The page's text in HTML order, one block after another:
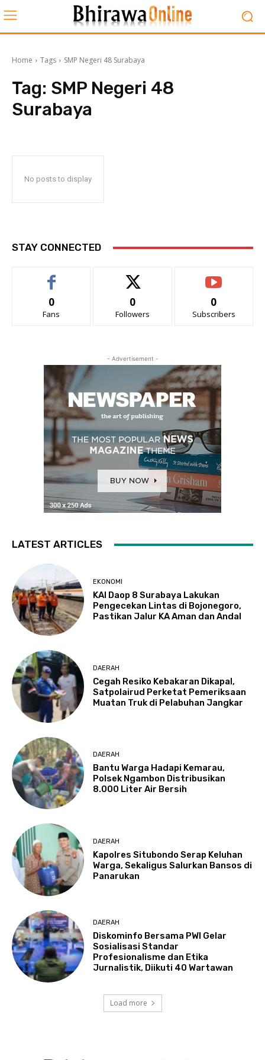
Home Tags SMP Negeri 48 Surabaya
Tag: SMP Negeri 48
Surabaya
No posts to display
STAY CONNECTED
0
Fans
0
Followers
0
Subscribers
- Advertisement -
LATEST ARTICLES
EKONOMI
KAI Daop 8 Surabaya Lakukan
Pengecekan Lintas di Bojonegoro,
Pastikan Jalur KA Aman dan Andal
DAERAH
Cegah Resiko Kebakaran Dikapal,
Satpolairud Perketat Pemeriksaan
Muatan Truk di Pelabuhan Jangkar
DAERAH
Bantu Warga Hadapi Kemarau,
Polsek Ngambon Distribusikan
8.000 Liter Air Bersih
DAERAH
Kapolres Situbondo Serap Keluhan
Warga, Sekaligus Salurkan Bansos di
Panarukan
DAERAH
Diskominfo Bersama PWI Gelar
Sosialisasi Standar
Profesionalisme dan Etika
Jurnalistik, Diikuti 40 Wartawan
Load more